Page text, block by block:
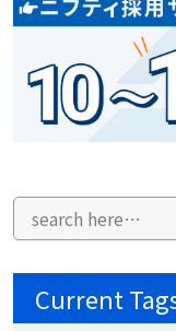
Current